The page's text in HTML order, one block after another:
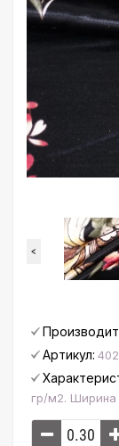
<
Артикул:
гр/м2. Ширина